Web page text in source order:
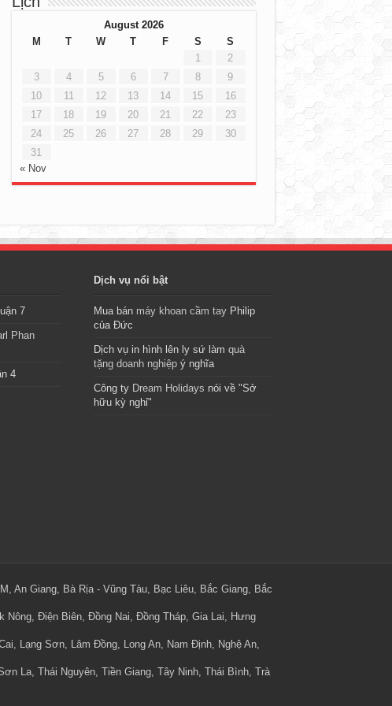
August 2026
M
T W T F S
S
1
2
3
4 5 6 7 8
9
10
11 12 13 14 15
16
17
18 19 20 21 22
23
24
25 26 27 28 29
30
31
« Nov
7
Phan
4
Dịch vụ nổi bật
Mua bán máy khoan cầm tayPhilip
của Đức
Dịch vụ in hình lên ly sứ làm quà
tặng doanh nghiệpý nghĩa
Công ty Dream Holidays nói về "Sở
hữu kỳ nghỉ"
An Giang, Bà Rịa - Vũng Tàu, Bạc Liêu, Bắc Giang, Bắc
Điện Biên, Đồng Nai, Đồng Tháp, Gia Lai, Hưng
Lạng Sơn, Lâm Đồng, Long An, Nam Định, Nghệ An,
La, Thái Nguyên, Tiền Giang, Tây Ninh, Thái Bình, Trà